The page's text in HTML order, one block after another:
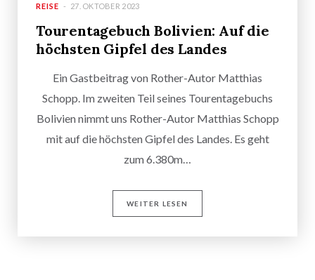
REISE 27. OKTOBER 2023
Tourentagebuch Bolivien: Auf die
höchsten Gipfel des Landes
Ein Gastbeitrag von Rother-Autor Matthias
Schopp. Im zweiten Teil seines Tourentagebuchs
Bolivien nimmt uns Rother-Autor Matthias Schopp
mit auf die höchsten Gipfel des Landes. Es geht
zum 6.380m…
WEITER LESEN